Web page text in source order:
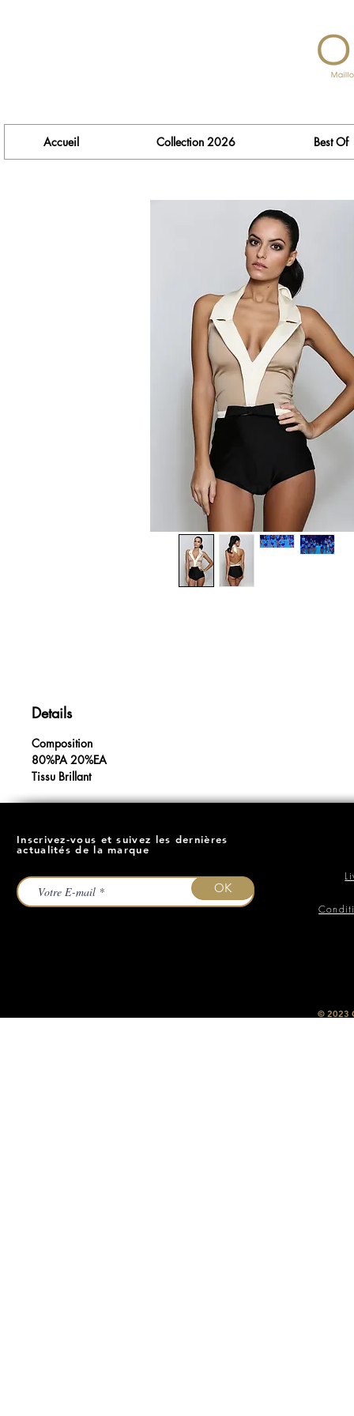
Accueil Collection 2026 Best Of
Details
Composition
80%PA 20%EA
Tissu Brillant
Inscrivez-vous et suivez les dernières
actualités de la marque
OK
​© 2023